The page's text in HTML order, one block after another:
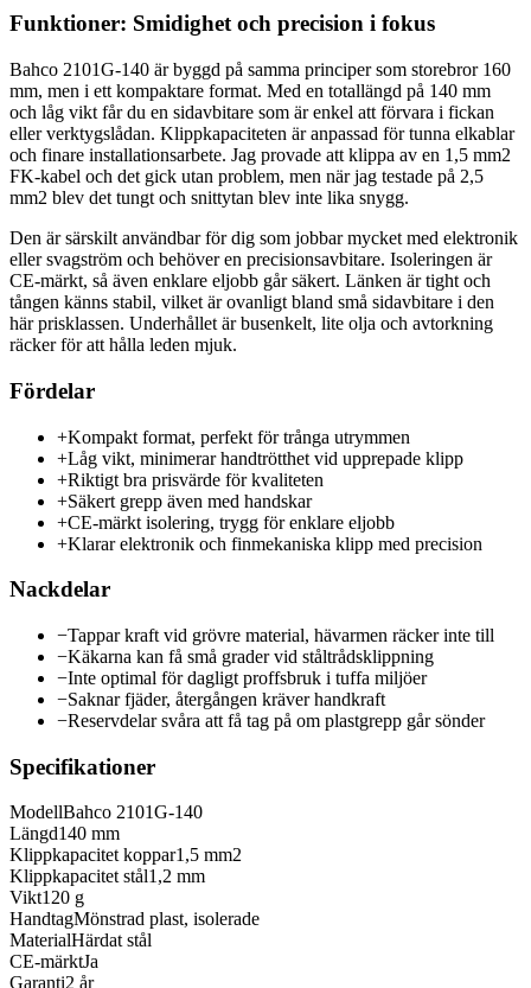
Funktioner: Smidighet och precision i fokus
Bahco 2101G-140 är byggd på samma principer som storebror 160
mm, men i ett kompaktare format. Med en totallängd på 140 mm
och låg vikt får du en sidavbitare som är enkel att förvara i fickan
eller verktygslådan. Klippkapaciteten är anpassad för tunna elkablar
och finare installationsarbete. Jag provade att klippa av en 1,5 mm2
FK-kabel och det gick utan problem, men när jag testade på 2,5
mm2 blev det tungt och snittytan blev inte lika snygg.
Den är särskilt användbar för dig som jobbar mycket med elektronik
eller svagström och behöver en precisionsavbitare. Isoleringen är
CE-märkt, så även enklare eljobb går säkert. Länken är tight och
tången känns stabil, vilket är ovanligt bland små sidavbitare i den
här prisklassen. Underhållet är busenkelt, lite olja och avtorkning
räcker för att hålla leden mjuk.
Fördelar
+Kompakt format, perfekt för trånga utrymmen
+Låg vikt, minimerar handtrötthet vid upprepade klipp
+Riktigt bra prisvärde för kvaliteten
+Säkert grepp även med handskar
+CE-märkt isolering, trygg för enklare eljobb
+Klarar elektronik och finmekaniska klipp med precision
Nackdelar
−Tappar kraft vid grövre material, hävarmen räcker inte till
−Käkarna kan få små grader vid ståltrådsklippning
−Inte optimal för dagligt proffsbruk i tuffa miljöer
−Saknar fjäder, återgången kräver handkraft
−Reservdelar svåra att få tag på om plastgrepp går sönder
Specifikationer
ModellBahco 2101G-140
Längd140 mm
Klippkapacitet koppar1,5 mm2
Klippkapacitet stål1,2 mm
Vikt120 g
HandtagMönstrad plast, isolerade
MaterialHärdat stål
CE-märktJa
Garanti2 år